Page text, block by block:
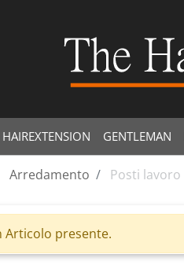
HAIREXTENSION GENTLEMAN
Arredamento Posti lavoro
Articolo presente.